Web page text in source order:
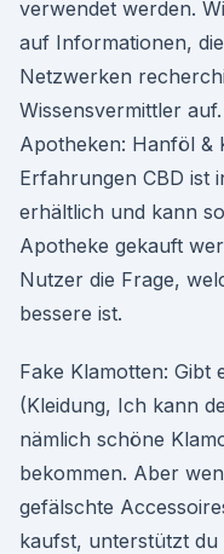
verwendet werden.
auf Informationen,
Netzwerken
Wissensvermittler
Apotheken: Hanföl &
Erfahrungen CBD ist
erhältlich und kann
Apotheke gekauft
Nutzer die Frage,
bessere ist.
Fake Klamotten: Gibt
(Kleidung, Ich kann
nämlich schöne
bekommen. Aber
gefälschte
kaufst, unterstützt du